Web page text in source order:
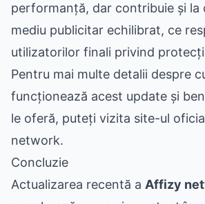
performanță, dar contribuie și la
mediu publicitar echilibrat, ce
utilizatorilor finali privind
Pentru mai multe detalii despre
funcționează acest update și
le oferă, puteți vizita site-ul
network.
Concluzie
Actualizarea recentă a Affizy